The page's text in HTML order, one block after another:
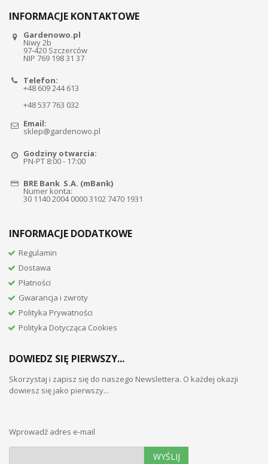
INFORMACJE KONTAKTOWE
Gardenowo.pl
Niwy 2b
97-420 Szczerców
NIP 769 198 31 37
Telefon:
+48 609 244 613
+48 537 763 032
Email:
sklep@gardenowo.pl
Godziny otwarcia:
PN-PT 8:00 - 17:00
BRE Bank S.A. (mBank)
Numer konta:
30 1140 2004 0000 3102 7470 1931
INFORMACJE DODATKOWE
Regulamin
Dostawa
Płatności
Gwarancja i zwroty
Polityka Prywatności
Polityka Dotycząca Cookies
DOWIEDZ SIĘ PIERWSZY...
Skorzystaj i zapisz się do naszego Newslettera. O każdej okazji
dowiesz się jako pierwszy...
Wprowadź adres e-mail
WYŚLIJ